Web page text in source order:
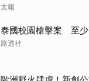
太報
泰國校園槍擊案 至
路透社